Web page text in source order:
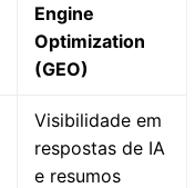
Engine
Optimization
(GEO)
Visibilidade em
respostas de IA
e resumos